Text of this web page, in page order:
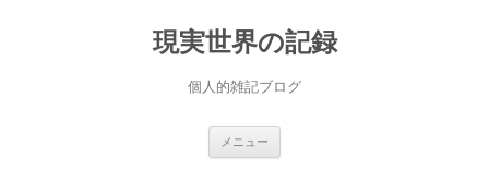
現実世界の記録
個人的雑記ブログ
メニュー